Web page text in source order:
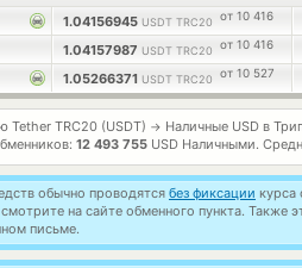
1.04156945 USDT TRC20 от 10 416
1.04157987 USDT TRC20 от 10 416
1.05266371 USDT TRC20 от 10 527
Tether TRC20 (USDT) → Наличные USD в
12 493 755 USD Наличными.
обычно проводятся без фиксации курса
на сайте обменного пункта.
письме.